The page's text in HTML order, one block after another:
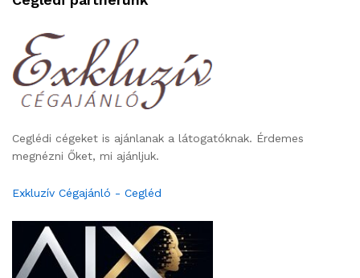
Ceglédi cégeket is ajánlanak a látogatóknak. Érdemes
megnézni Őket, mi ajánljuk.
Exkluzív Cégajánló - Cegléd